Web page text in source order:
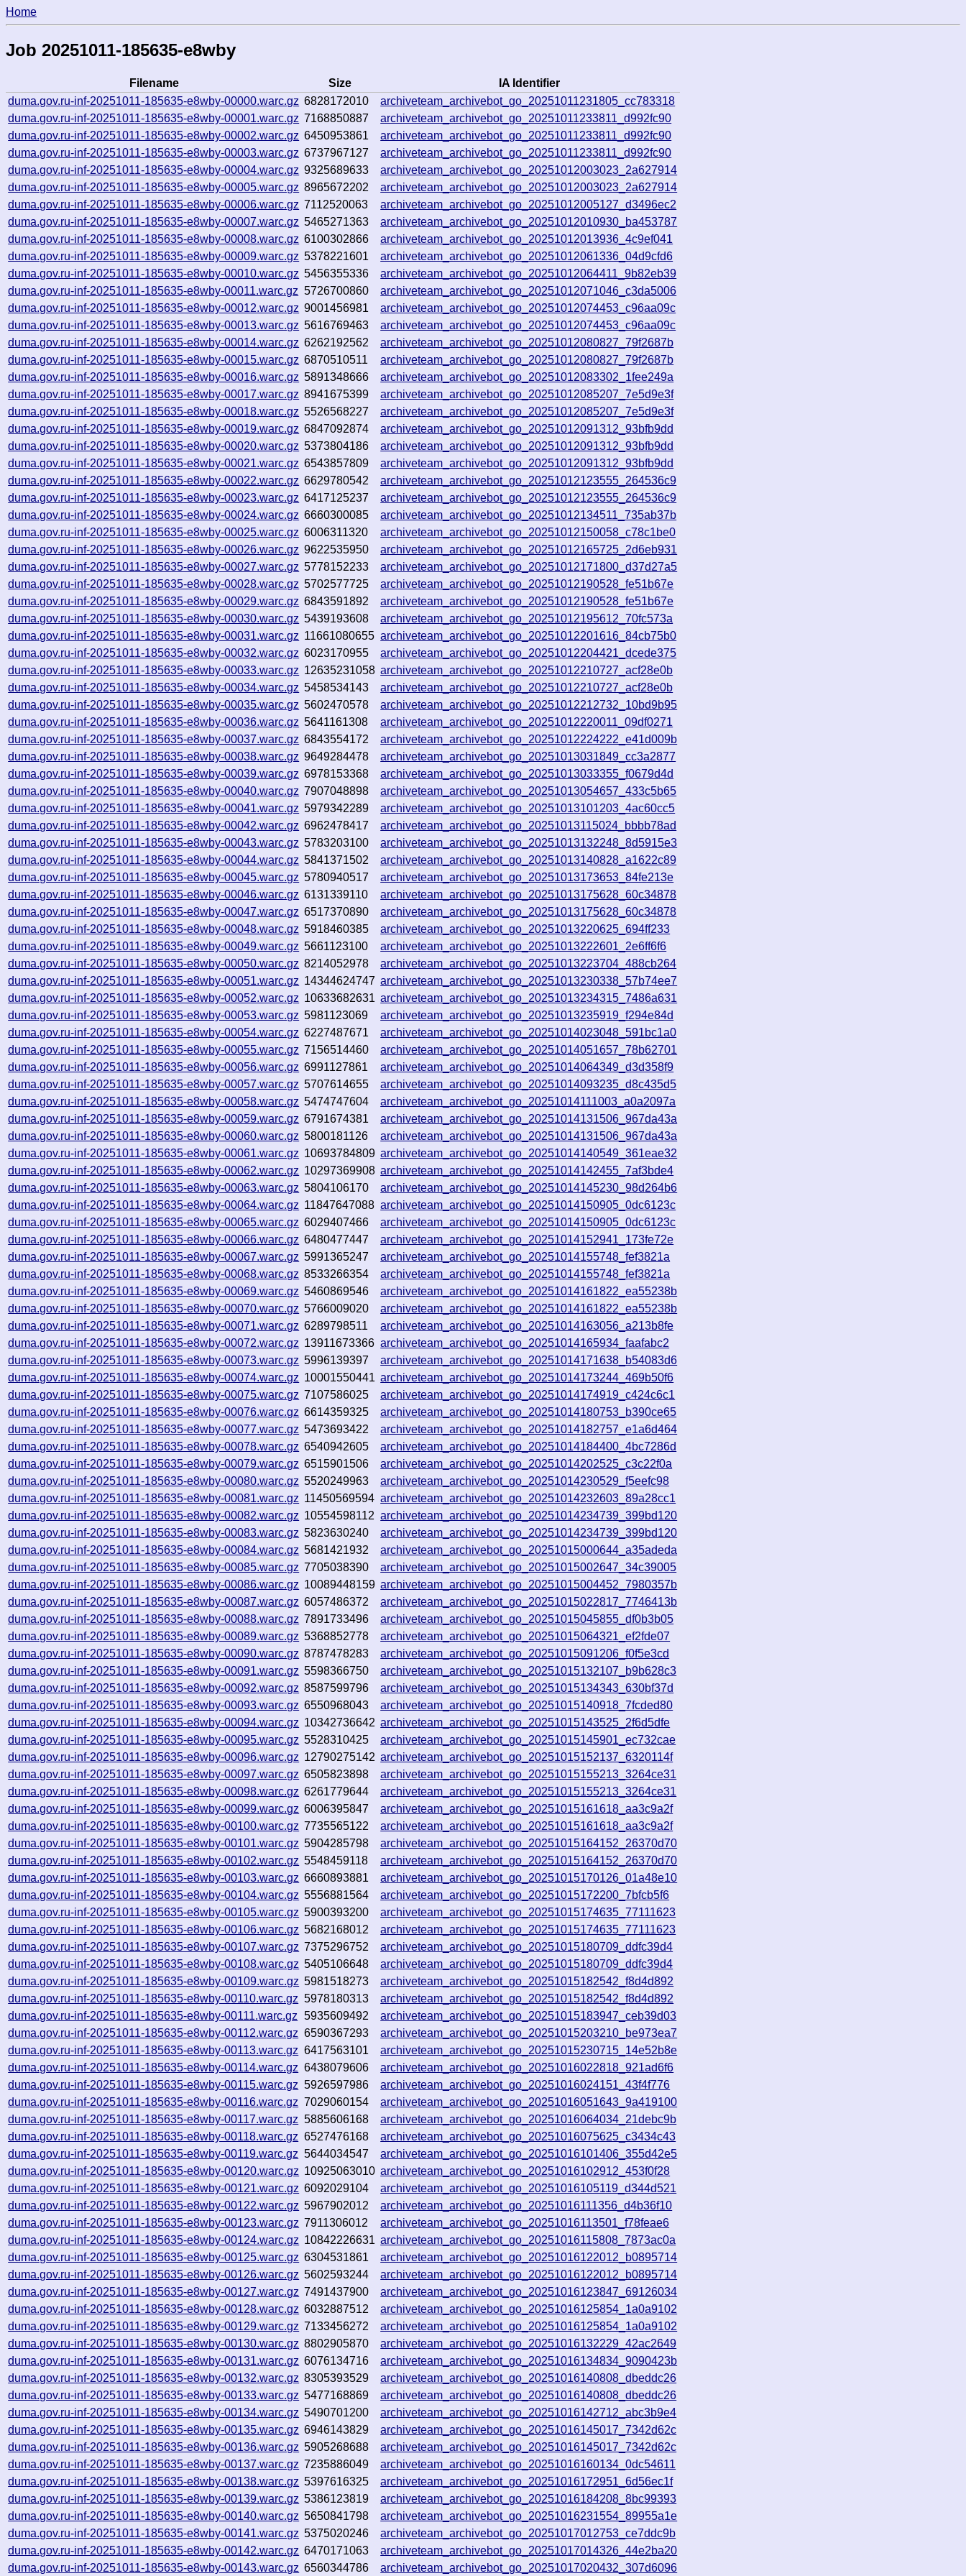
Home
Job 20251011-185635-e8wby
Filename Size
IA Identifier
duma.gov.ru-inf-20251011-185635-e8wby-00000.warc.gz 6828172010
archiveteam_archivebot_go_20251011231805_cc783318
duma.gov.ru-inf-20251011-185635-e8wby-00001.warc.gz 7168850887
archiveteam_archivebot_go_20251011233811_d992fc90
duma.gov.ru-inf-20251011-185635-e8wby-00002.warc.gz 6450953861
archiveteam_archivebot_go_20251011233811_d992fc90
duma.gov.ru-inf-20251011-185635-e8wby-00003.warc.gz 6737967127
archiveteam_archivebot_go_20251011233811_d992fc90
duma.gov.ru-inf-20251011-185635-e8wby-00004.warc.gz 9325689633
archiveteam_archivebot_go_20251012003023_2a627914
duma.gov.ru-inf-20251011-185635-e8wby-00005.warc.gz 8965672202
archiveteam_archivebot_go_20251012003023_2a627914
duma.gov.ru-inf-20251011-185635-e8wby-00006.warc.gz 7112520063
archiveteam_archivebot_go_20251012005127_d3496ec2
duma.gov.ru-inf-20251011-185635-e8wby-00007.warc.gz 5465271363
archiveteam_archivebot_go_20251012010930_ba453787
duma.gov.ru-inf-20251011-185635-e8wby-00008.warc.gz 6100302866
archiveteam_archivebot_go_20251012013936_4c9ef041
duma.gov.ru-inf-20251011-185635-e8wby-00009.warc.gz 5378221601
archiveteam_archivebot_go_20251012061336_04d9cfd6
duma.gov.ru-inf-20251011-185635-e8wby-00010.warc.gz 5456355336
archiveteam_archivebot_go_20251012064411_9b82eb39
duma.gov.ru-inf-20251011-185635-e8wby-00011.warc.gz 5726700860
archiveteam_archivebot_go_20251012071046_c3da5006
duma.gov.ru-inf-20251011-185635-e8wby-00012.warc.gz 9001456981
archiveteam_archivebot_go_20251012074453_c96aa09c
duma.gov.ru-inf-20251011-185635-e8wby-00013.warc.gz 5616769463
archiveteam_archivebot_go_20251012074453_c96aa09c
duma.gov.ru-inf-20251011-185635-e8wby-00014.warc.gz 6262192562
archiveteam_archivebot_go_20251012080827_79f2687b
duma.gov.ru-inf-20251011-185635-e8wby-00015.warc.gz 6870510511
archiveteam_archivebot_go_20251012080827_79f2687b
duma.gov.ru-inf-20251011-185635-e8wby-00016.warc.gz 5891348666
archiveteam_archivebot_go_20251012083302_1fee249a
duma.gov.ru-inf-20251011-185635-e8wby-00017.warc.gz 8941675399
archiveteam_archivebot_go_20251012085207_7e5d9e3f
duma.gov.ru-inf-20251011-185635-e8wby-00018.warc.gz 5526568227
archiveteam_archivebot_go_20251012085207_7e5d9e3f
duma.gov.ru-inf-20251011-185635-e8wby-00019.warc.gz 6847092874
archiveteam_archivebot_go_20251012091312_93bfb9dd
duma.gov.ru-inf-20251011-185635-e8wby-00020.warc.gz 5373804186
archiveteam_archivebot_go_20251012091312_93bfb9dd
duma.gov.ru-inf-20251011-185635-e8wby-00021.warc.gz 6543857809
archiveteam_archivebot_go_20251012091312_93bfb9dd
duma.gov.ru-inf-20251011-185635-e8wby-00022.warc.gz 6629780542
archiveteam_archivebot_go_20251012123555_264536c9
duma.gov.ru-inf-20251011-185635-e8wby-00023.warc.gz 6417125237
archiveteam_archivebot_go_20251012123555_264536c9
duma.gov.ru-inf-20251011-185635-e8wby-00024.warc.gz 6660300085
archiveteam_archivebot_go_20251012134511_735ab37b
duma.gov.ru-inf-20251011-185635-e8wby-00025.warc.gz 6006311320
archiveteam_archivebot_go_20251012150058_c78c1be0
duma.gov.ru-inf-20251011-185635-e8wby-00026.warc.gz 9622535950
archiveteam_archivebot_go_20251012165725_2d6eb931
duma.gov.ru-inf-20251011-185635-e8wby-00027.warc.gz 5778152233
archiveteam_archivebot_go_20251012171800_d37d27a5
duma.gov.ru-inf-20251011-185635-e8wby-00028.warc.gz 5702577725
archiveteam_archivebot_go_20251012190528_fe51b67e
duma.gov.ru-inf-20251011-185635-e8wby-00029.warc.gz 6843591892
archiveteam_archivebot_go_20251012190528_fe51b67e
duma.gov.ru-inf-20251011-185635-e8wby-00030.warc.gz 5439193608
archiveteam_archivebot_go_20251012195612_70fc573a
duma.gov.ru-inf-20251011-185635-e8wby-00031.warc.gz 11661080655 archiveteam_archivebot_go_20251012201616_84cb75b0
duma.gov.ru-inf-20251011-185635-e8wby-00032.warc.gz 6023170955
archiveteam_archivebot_go_20251012204421_dcede375
duma.gov.ru-inf-20251011-185635-e8wby-00033.warc.gz 12635231058 archiveteam_archivebot_go_20251012210727_acf28e0b
duma.gov.ru-inf-20251011-185635-e8wby-00034.warc.gz 5458534143
archiveteam_archivebot_go_20251012210727_acf28e0b
duma.gov.ru-inf-20251011-185635-e8wby-00035.warc.gz 5602470578
archiveteam_archivebot_go_20251012212732_10bd9b95
duma.gov.ru-inf-20251011-185635-e8wby-00036.warc.gz 5641161308
archiveteam_archivebot_go_20251012220011_09df0271
duma.gov.ru-inf-20251011-185635-e8wby-00037.warc.gz 6843554172
archiveteam_archivebot_go_20251012224222_e41d009b
duma.gov.ru-inf-20251011-185635-e8wby-00038.warc.gz 9649284478
archiveteam_archivebot_go_20251013031849_cc3a2877
duma.gov.ru-inf-20251011-185635-e8wby-00039.warc.gz 6978153368
archiveteam_archivebot_go_20251013033355_f0679d4d
duma.gov.ru-inf-20251011-185635-e8wby-00040.warc.gz 7907048898
archiveteam_archivebot_go_20251013054657_433c5b65
duma.gov.ru-inf-20251011-185635-e8wby-00041.warc.gz 5979342289
archiveteam_archivebot_go_20251013101203_4ac60cc5
duma.gov.ru-inf-20251011-185635-e8wby-00042.warc.gz 6962478417
archiveteam_archivebot_go_20251013115024_bbbb78ad
duma.gov.ru-inf-20251011-185635-e8wby-00043.warc.gz 5783203100
archiveteam_archivebot_go_20251013132248_8d5915e3
duma.gov.ru-inf-20251011-185635-e8wby-00044.warc.gz 5841371502
archiveteam_archivebot_go_20251013140828_a1622c89
duma.gov.ru-inf-20251011-185635-e8wby-00045.warc.gz 5780940517
archiveteam_archivebot_go_20251013173653_84fe213e
duma.gov.ru-inf-20251011-185635-e8wby-00046.warc.gz 6131339110
archiveteam_archivebot_go_20251013175628_60c34878
duma.gov.ru-inf-20251011-185635-e8wby-00047.warc.gz 6517370890
archiveteam_archivebot_go_20251013175628_60c34878
duma.gov.ru-inf-20251011-185635-e8wby-00048.warc.gz 5918460385
archiveteam_archivebot_go_20251013220625_694ff233
duma.gov.ru-inf-20251011-185635-e8wby-00049.warc.gz 5661123100
archiveteam_archivebot_go_20251013222601_2e6ff6f6
duma.gov.ru-inf-20251011-185635-e8wby-00050.warc.gz 8214052978
archiveteam_archivebot_go_20251013223704_488cb264
duma.gov.ru-inf-20251011-185635-e8wby-00051.warc.gz 14344624747 archiveteam_archivebot_go_20251013230338_57b74ee7
duma.gov.ru-inf-20251011-185635-e8wby-00052.warc.gz 10633682631 archiveteam_archivebot_go_20251013234315_7486a631
duma.gov.ru-inf-20251011-185635-e8wby-00053.warc.gz 5981123069
archiveteam_archivebot_go_20251013235919_f294e84d
duma.gov.ru-inf-20251011-185635-e8wby-00054.warc.gz 6227487671
archiveteam_archivebot_go_20251014023048_591bc1a0
duma.gov.ru-inf-20251011-185635-e8wby-00055.warc.gz 7156514460
archiveteam_archivebot_go_20251014051657_78b62701
duma.gov.ru-inf-20251011-185635-e8wby-00056.warc.gz 6991127861
archiveteam_archivebot_go_20251014064349_d3d358f9
duma.gov.ru-inf-20251011-185635-e8wby-00057.warc.gz 5707614655
archiveteam_archivebot_go_20251014093235_d8c435d5
duma.gov.ru-inf-20251011-185635-e8wby-00058.warc.gz 5474747604
archiveteam_archivebot_go_20251014111003_a0a2097a
duma.gov.ru-inf-20251011-185635-e8wby-00059.warc.gz 6791674381
archiveteam_archivebot_go_20251014131506_967da43a
duma.gov.ru-inf-20251011-185635-e8wby-00060.warc.gz 5800181126
archiveteam_archivebot_go_20251014131506_967da43a
duma.gov.ru-inf-20251011-185635-e8wby-00061.warc.gz 10693784809 archiveteam_archivebot_go_20251014140549_361eae32
duma.gov.ru-inf-20251011-185635-e8wby-00062.warc.gz 10297369908 archiveteam_archivebot_go_20251014142455_7af3bde4
duma.gov.ru-inf-20251011-185635-e8wby-00063.warc.gz 5804106170
archiveteam_archivebot_go_20251014145230_98d264b6
duma.gov.ru-inf-20251011-185635-e8wby-00064.warc.gz 11847647088 archiveteam_archivebot_go_20251014150905_0dc6123c
duma.gov.ru-inf-20251011-185635-e8wby-00065.warc.gz 6029407466
archiveteam_archivebot_go_20251014150905_0dc6123c
duma.gov.ru-inf-20251011-185635-e8wby-00066.warc.gz 6480477447
archiveteam_archivebot_go_20251014152941_173fe72e
duma.gov.ru-inf-20251011-185635-e8wby-00067.warc.gz 5991365247
archiveteam_archivebot_go_20251014155748_fef3821a
duma.gov.ru-inf-20251011-185635-e8wby-00068.warc.gz 8533266354
archiveteam_archivebot_go_20251014155748_fef3821a
duma.gov.ru-inf-20251011-185635-e8wby-00069.warc.gz 5460869546
archiveteam_archivebot_go_20251014161822_ea55238b
duma.gov.ru-inf-20251011-185635-e8wby-00070.warc.gz 5766009020
archiveteam_archivebot_go_20251014161822_ea55238b
duma.gov.ru-inf-20251011-185635-e8wby-00071.warc.gz 6289798511
archiveteam_archivebot_go_20251014163056_a213b8fe
duma.gov.ru-inf-20251011-185635-e8wby-00072.warc.gz 13911673366 archiveteam_archivebot_go_20251014165934_faafabc2
duma.gov.ru-inf-20251011-185635-e8wby-00073.warc.gz 5996139397
archiveteam_archivebot_go_20251014171638_b54083d6
duma.gov.ru-inf-20251011-185635-e8wby-00074.warc.gz 10001550441 archiveteam_archivebot_go_20251014173244_469b50f6
duma.gov.ru-inf-20251011-185635-e8wby-00075.warc.gz 7107586025
archiveteam_archivebot_go_20251014174919_c424c6c1
duma.gov.ru-inf-20251011-185635-e8wby-00076.warc.gz 6614359325
archiveteam_archivebot_go_20251014180753_b390ce65
duma.gov.ru-inf-20251011-185635-e8wby-00077.warc.gz 5473693422
archiveteam_archivebot_go_20251014182757_e1a6d464
duma.gov.ru-inf-20251011-185635-e8wby-00078.warc.gz 6540942605
archiveteam_archivebot_go_20251014184400_4bc7286d
duma.gov.ru-inf-20251011-185635-e8wby-00079.warc.gz 6515901506
archiveteam_archivebot_go_20251014202525_c3c22f0a
duma.gov.ru-inf-20251011-185635-e8wby-00080.warc.gz 5520249963
archiveteam_archivebot_go_20251014230529_f5eefc98
duma.gov.ru-inf-20251011-185635-e8wby-00081.warc.gz 11450569594 archiveteam_archivebot_go_20251014232603_89a28cc1
duma.gov.ru-inf-20251011-185635-e8wby-00082.warc.gz 10554598112 archiveteam_archivebot_go_20251014234739_399bd120
duma.gov.ru-inf-20251011-185635-e8wby-00083.warc.gz 5823630240
archiveteam_archivebot_go_20251014234739_399bd120
duma.gov.ru-inf-20251011-185635-e8wby-00084.warc.gz 5681421932
archiveteam_archivebot_go_20251015000644_a35adeda
duma.gov.ru-inf-20251011-185635-e8wby-00085.warc.gz 7705038390
archiveteam_archivebot_go_20251015002647_34c39005
duma.gov.ru-inf-20251011-185635-e8wby-00086.warc.gz 10089448159 archiveteam_archivebot_go_20251015004452_7980357b
duma.gov.ru-inf-20251011-185635-e8wby-00087.warc.gz 6057486372
archiveteam_archivebot_go_20251015022817_7746413b
duma.gov.ru-inf-20251011-185635-e8wby-00088.warc.gz 7891733496
archiveteam_archivebot_go_20251015045855_df0b3b05
duma.gov.ru-inf-20251011-185635-e8wby-00089.warc.gz 5368852778
archiveteam_archivebot_go_20251015064321_ef2fde07
duma.gov.ru-inf-20251011-185635-e8wby-00090.warc.gz 8787478283
archiveteam_archivebot_go_20251015091206_f0f5e3cd
duma.gov.ru-inf-20251011-185635-e8wby-00091.warc.gz 5598366750
archiveteam_archivebot_go_20251015132107_b9b628c3
duma.gov.ru-inf-20251011-185635-e8wby-00092.warc.gz 8587599796
archiveteam_archivebot_go_20251015134343_630bf37d
duma.gov.ru-inf-20251011-185635-e8wby-00093.warc.gz 6550968043
archiveteam_archivebot_go_20251015140918_7fcded80
duma.gov.ru-inf-20251011-185635-e8wby-00094.warc.gz 10342736642 archiveteam_archivebot_go_20251015143525_2f6d5dfe
duma.gov.ru-inf-20251011-185635-e8wby-00095.warc.gz 5528310425
archiveteam_archivebot_go_20251015145901_ec732cae
duma.gov.ru-inf-20251011-185635-e8wby-00096.warc.gz 12790275142 archiveteam_archivebot_go_20251015152137_6320114f
duma.gov.ru-inf-20251011-185635-e8wby-00097.warc.gz 6505823898
archiveteam_archivebot_go_20251015155213_3264ce31
duma.gov.ru-inf-20251011-185635-e8wby-00098.warc.gz 6261779644
archiveteam_archivebot_go_20251015155213_3264ce31
duma.gov.ru-inf-20251011-185635-e8wby-00099.warc.gz 6006395847
archiveteam_archivebot_go_20251015161618_aa3c9a2f
duma.gov.ru-inf-20251011-185635-e8wby-00100.warc.gz 7735565122
archiveteam_archivebot_go_20251015161618_aa3c9a2f
duma.gov.ru-inf-20251011-185635-e8wby-00101.warc.gz 5904285798
archiveteam_archivebot_go_20251015164152_26370d70
duma.gov.ru-inf-20251011-185635-e8wby-00102.warc.gz 5548459118
archiveteam_archivebot_go_20251015164152_26370d70
duma.gov.ru-inf-20251011-185635-e8wby-00103.warc.gz 6660893881
archiveteam_archivebot_go_20251015170126_01a48e10
duma.gov.ru-inf-20251011-185635-e8wby-00104.warc.gz 5556881564
archiveteam_archivebot_go_20251015172200_7bfcb5f6
duma.gov.ru-inf-20251011-185635-e8wby-00105.warc.gz 5900393200
archiveteam_archivebot_go_20251015174635_77111623
duma.gov.ru-inf-20251011-185635-e8wby-00106.warc.gz 5682168012
archiveteam_archivebot_go_20251015174635_77111623
duma.gov.ru-inf-20251011-185635-e8wby-00107.warc.gz 7375296752
archiveteam_archivebot_go_20251015180709_ddfc39d4
duma.gov.ru-inf-20251011-185635-e8wby-00108.warc.gz 5405106648
archiveteam_archivebot_go_20251015180709_ddfc39d4
duma.gov.ru-inf-20251011-185635-e8wby-00109.warc.gz 5981518273
archiveteam_archivebot_go_20251015182542_f8d4d892
duma.gov.ru-inf-20251011-185635-e8wby-00110.warc.gz 5978180313
archiveteam_archivebot_go_20251015182542_f8d4d892
duma.gov.ru-inf-20251011-185635-e8wby-00111.warc.gz 5935609492
archiveteam_archivebot_go_20251015183947_ceb39d03
duma.gov.ru-inf-20251011-185635-e8wby-00112.warc.gz 6590367293
archiveteam_archivebot_go_20251015203210_be973ea7
duma.gov.ru-inf-20251011-185635-e8wby-00113.warc.gz 6417563101
archiveteam_archivebot_go_20251015230715_14e52b8e
duma.gov.ru-inf-20251011-185635-e8wby-00114.warc.gz 6438079606
archiveteam_archivebot_go_20251016022818_921ad6f6
duma.gov.ru-inf-20251011-185635-e8wby-00115.warc.gz 5926597986
archiveteam_archivebot_go_20251016024151_43f4f776
duma.gov.ru-inf-20251011-185635-e8wby-00116.warc.gz 7029060154
archiveteam_archivebot_go_20251016051643_9a419100
duma.gov.ru-inf-20251011-185635-e8wby-00117.warc.gz 5885606168
archiveteam_archivebot_go_20251016064034_21debc9b
duma.gov.ru-inf-20251011-185635-e8wby-00118.warc.gz 6527476168
archiveteam_archivebot_go_20251016075625_c3434c43
duma.gov.ru-inf-20251011-185635-e8wby-00119.warc.gz 5644034547
archiveteam_archivebot_go_20251016101406_355d42e5
duma.gov.ru-inf-20251011-185635-e8wby-00120.warc.gz 10925063010 archiveteam_archivebot_go_20251016102912_453f0f28
duma.gov.ru-inf-20251011-185635-e8wby-00121.warc.gz 6092029104
archiveteam_archivebot_go_20251016105119_d344d521
duma.gov.ru-inf-20251011-185635-e8wby-00122.warc.gz 5967902012
archiveteam_archivebot_go_20251016111356_d4b36f10
duma.gov.ru-inf-20251011-185635-e8wby-00123.warc.gz 7911306012
archiveteam_archivebot_go_20251016113501_f78feae6
duma.gov.ru-inf-20251011-185635-e8wby-00124.warc.gz 10842226631 archiveteam_archivebot_go_20251016115808_7873ac0a
duma.gov.ru-inf-20251011-185635-e8wby-00125.warc.gz 6304531861
archiveteam_archivebot_go_20251016122012_b0895714
duma.gov.ru-inf-20251011-185635-e8wby-00126.warc.gz 5602593244
archiveteam_archivebot_go_20251016122012_b0895714
duma.gov.ru-inf-20251011-185635-e8wby-00127.warc.gz 7491437900
archiveteam_archivebot_go_20251016123847_69126034
duma.gov.ru-inf-20251011-185635-e8wby-00128.warc.gz 6032887512
archiveteam_archivebot_go_20251016125854_1a0a9102
duma.gov.ru-inf-20251011-185635-e8wby-00129.warc.gz 7133456272
archiveteam_archivebot_go_20251016125854_1a0a9102
duma.gov.ru-inf-20251011-185635-e8wby-00130.warc.gz 8802905870
archiveteam_archivebot_go_20251016132229_42ac2649
duma.gov.ru-inf-20251011-185635-e8wby-00131.warc.gz 6076134716
archiveteam_archivebot_go_20251016134834_9090423b
duma.gov.ru-inf-20251011-185635-e8wby-00132.warc.gz 8305393529
archiveteam_archivebot_go_20251016140808_dbeddc26
duma.gov.ru-inf-20251011-185635-e8wby-00133.warc.gz 5477168869
archiveteam_archivebot_go_20251016140808_dbeddc26
duma.gov.ru-inf-20251011-185635-e8wby-00134.warc.gz 5490701200
archiveteam_archivebot_go_20251016142712_abc3b9e4
duma.gov.ru-inf-20251011-185635-e8wby-00135.warc.gz 6946143829
archiveteam_archivebot_go_20251016145017_7342d62c
duma.gov.ru-inf-20251011-185635-e8wby-00136.warc.gz 5905268688
archiveteam_archivebot_go_20251016145017_7342d62c
duma.gov.ru-inf-20251011-185635-e8wby-00137.warc.gz 7235886049
archiveteam_archivebot_go_20251016160134_0dc54611
duma.gov.ru-inf-20251011-185635-e8wby-00138.warc.gz 5397616325
archiveteam_archivebot_go_20251016172951_6d56ec1f
duma.gov.ru-inf-20251011-185635-e8wby-00139.warc.gz 5386123819
archiveteam_archivebot_go_20251016184208_8bc99393
duma.gov.ru-inf-20251011-185635-e8wby-00140.warc.gz 5650841798
archiveteam_archivebot_go_20251016231554_89955a1e
duma.gov.ru-inf-20251011-185635-e8wby-00141.warc.gz 5375020246
archiveteam_archivebot_go_20251017012753_ce7ddc9b
duma.gov.ru-inf-20251011-185635-e8wby-00142.warc.gz 6470171063
archiveteam_archivebot_go_20251017014326_44e2ba20
duma.gov.ru-inf-20251011-185635-e8wby-00143.warc.gz 6560344786 archiveteam_archivebot_go_20251017020432_307d6096